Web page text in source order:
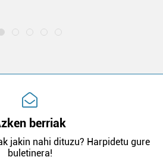
berriak
jakin nahi dituzu? Harpidetu gure
buletinera!